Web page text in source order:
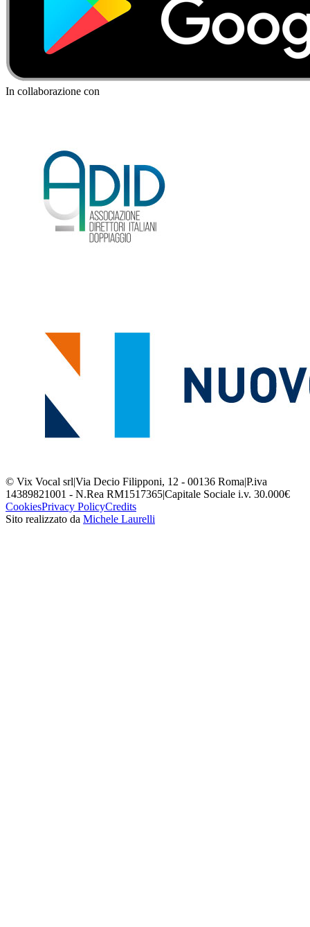
In collaborazione con
© Vix Vocal srl|Via Decio Filipponi, 12 - 00136 Roma|P.iva
14389821001 - N.Rea RM1517365|Capitale Sociale i.v. 30.000€
CookiesPrivacy PolicyCredits
Sito realizzato da Michele Laurelli